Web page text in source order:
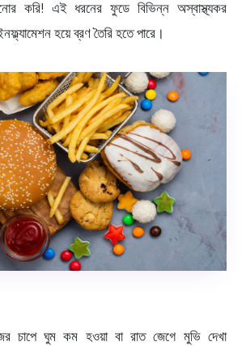
করি! এই ধরনের ফুডে বিভিন্ন অস্বাস্থ্যকর
হয়ে ব্রণ তৈরি হতে পারে।
চাপে ঘুম কম হওয়া বা রাত জেগে মুভি দেখা